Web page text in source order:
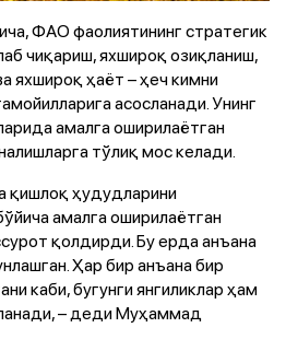
ФАО фаолиятининг стратегик
чиқариш, яхшироқ озиқланиш,
яхшироқ ҳаёт – ҳеч кимни
асосланади. Унинг
амалга оширилаётган
тўлиқ мос келади.
қишлоқ ҳудудларини
амалга оширилаётган
қолдирди. Бу ерда анъана
Ҳар бир анъана бир
каби, бугунги янгиликлар ҳам
– деди Муҳаммад